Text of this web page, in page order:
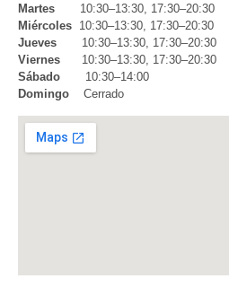
Martes 10:30–13:30, 17:30–20:30
Miércoles 10:30–13:30, 17:30–20:30
Jueves 10:30–13:30, 17:30–20:30
Viernes 10:30–13:30, 17:30–20:30
Sábado
10:30–14:00
Domingo
Cerrado